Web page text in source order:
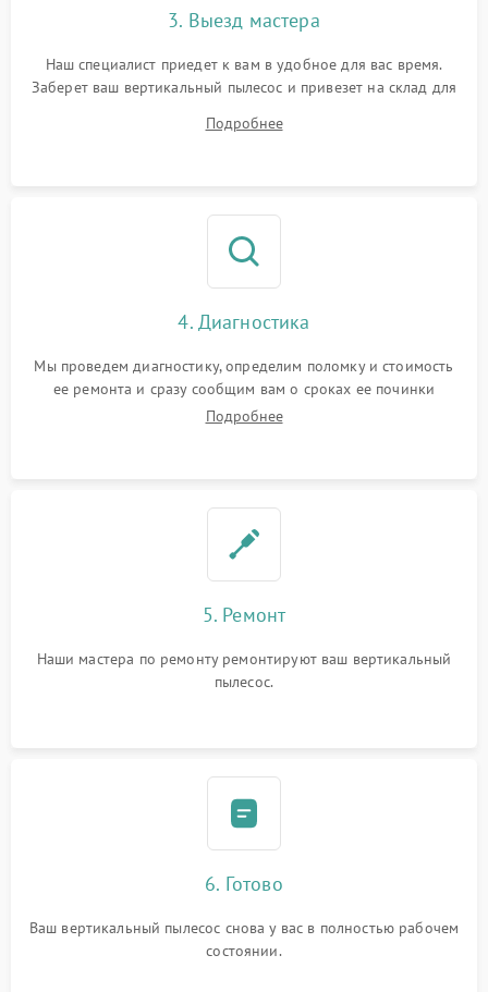
3. Выезд мастера
Наш специалист приедет к вам в удобное для вас время.
Заберет ваш вертикальный пылесос и привезет на склад для
Подробнее
4. Диагностика
Мы проведем диагностику, определим поломку и стоимость
ее ремонта и сразу сообщим вам о сроках ее починки
Подробнее
5. Ремонт
Наши мастера по ремонту ремонтируют ваш вертикальный
пылесос.
6. Готово
Ваш вертикальный пылесос снова у вас в полностью рабочем
состоянии.